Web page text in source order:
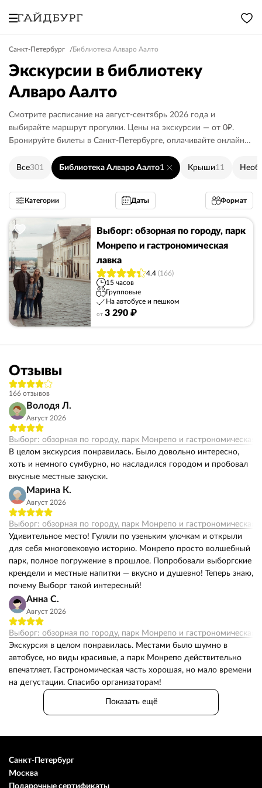
Санкт-Петербург Библиотека Алваро Аалто
Экскурсии в библиотеку
Алваро Аалто
Смотрите расписание на август-сентябрь 2026 года и
выбирайте маршрут прогулки. Цены на экскурсии — от 0₽.
Бронируйте билеты в Санкт-Петербурге, оплачивайте онлайн
Все301 Библиотека Алваро Аалто1 Крыши11
Категории Даты Формат
Выборг: обзорная по городу, парк
Монрепо и гастрономическая
лавка
4.4 (166)
15 часов
Групповые
На автобусе и пешком
от 3 290 ₽
Отзывы
166 отзывов
Володя Л.
Август 2026
Выборг: обзорная по городу, парк Монрепо и гастрономическая
В целом экскурсия понравилась. Было довольно интересно,
хоть и немного сумбурно, но насладился городом и пробовал
вкусные местные закуски.
Марина К.
Август 2026
Выборг: обзорная по городу, парк Монрепо и гастрономическая
Удивительное место! Гуляли по узеньким улочкам и открыли
для себя многовековую историю. Монрепо просто волшебный
парк, полное погружение в прошлое. Попробовали выборгские
крендели и местные напитки — вкусно и душевно! Теперь знаю,
почему Выборг такой интересный!
Анна С.
Август 2026
Выборг: обзорная по городу, парк Монрепо и гастрономическая
Экскурсия в целом понравилась. Местами было шумно в
автобусе, но виды красивые, а парк Монрепо действительно
впечатляет. Гастрономическая часть хорошая, но мало времени
на дегустации. Спасибо организаторам!
Показать ещё
Санкт-Петербург
Москва
Подарочные сертификаты